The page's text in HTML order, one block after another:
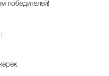
победителей!